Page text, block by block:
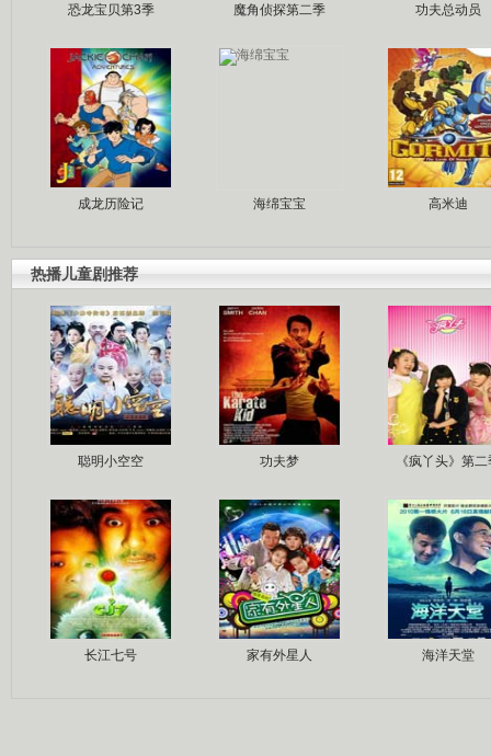
恐龙宝贝第3季 魔角侦探第二季 功夫总动员
成龙历险记 海绵宝宝 高米迪
热播儿童剧推荐
聪明小空空 功夫梦 《疯丫头》第二
长江七号 家有外星人 海洋天堂